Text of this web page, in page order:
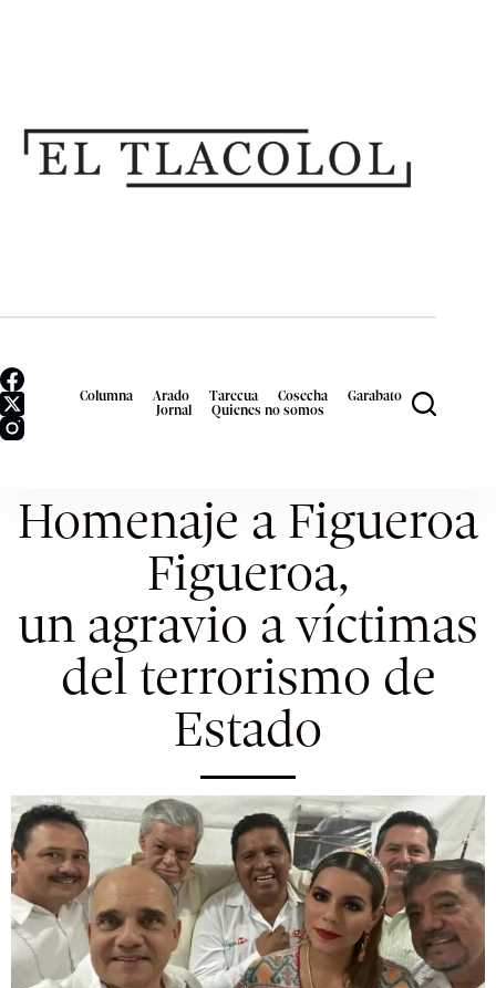
Columna Arado Tarecua Cosecha
Garabato
Jornal
Quienes no somos
Homenaje a Figueroa
Figueroa,
un agravio a víctimas
del terrorismo de
Estado